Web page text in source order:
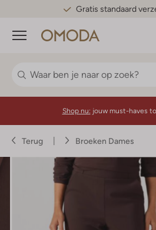
Gratis standaard
Menu
Shop nu: jouw must-haves
Terug Broeken Dames